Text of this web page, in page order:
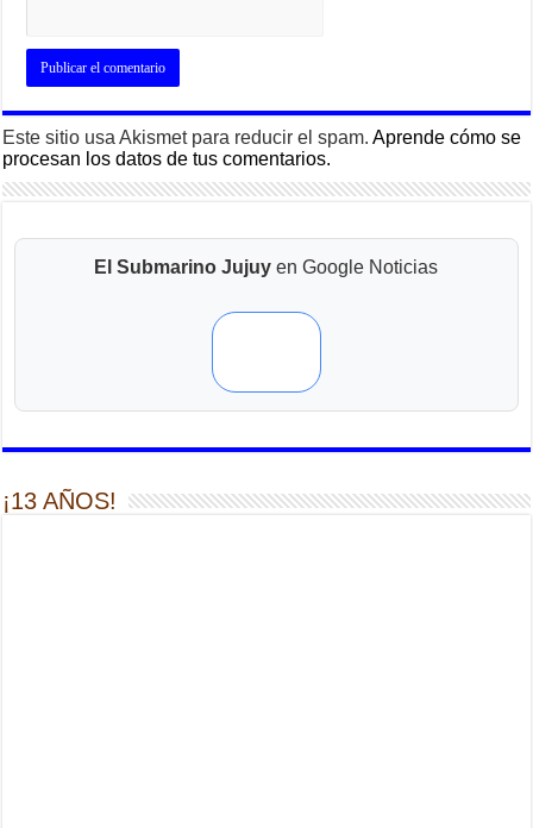
Este sitio usa Akismet para reducir el spam.Aprende cómo se
procesan los datos de tus comentarios.
El Submarino Jujuy en Google Noticias
¡13 AÑOS!